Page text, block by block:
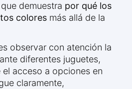
demuestra por qué los
colores más allá de la
observar con atención la
diferentes juguetes,
acceso a opciones en
claramente,